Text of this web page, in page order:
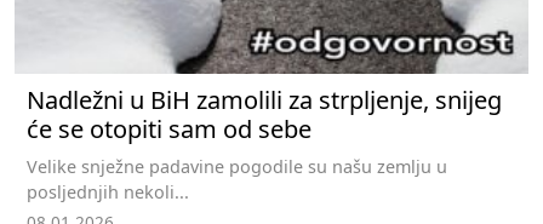
Nadležni u BiH zamolili za strpljenje, snijeg
će se otopiti sam od sebe
Velike snježne padavine pogodile su našu zemlju u
posljednjih nekoli...